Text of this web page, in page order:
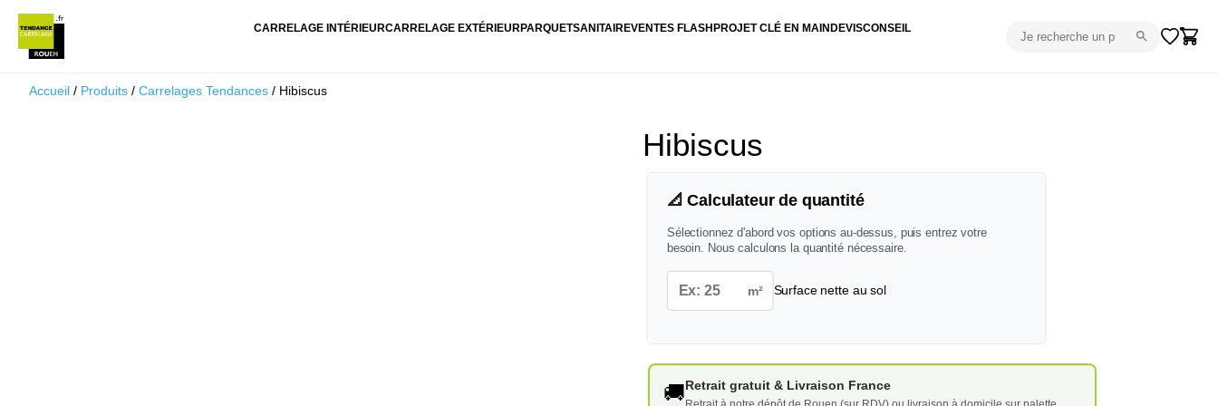
CARRELAGE INTÉRIEURCARRELAGE EXTÉRIEURPARQUETSANITAIREVENTES FLASH PROJET CLÉ EN MAIN DEVISCONSEIL
Accueil / Produits / Carrelages Tendances / Hibiscus
Hibiscus
📐 Calculateur de quantité
Sélectionnez d'abord vos options au-dessus, puis entrez votre
besoin. Nous calculons la quantité nécessaire.
m² Surface nette au sol
🚚Retrait gratuit & Livraison France